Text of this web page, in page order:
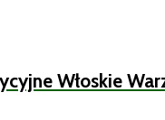
Włoskie